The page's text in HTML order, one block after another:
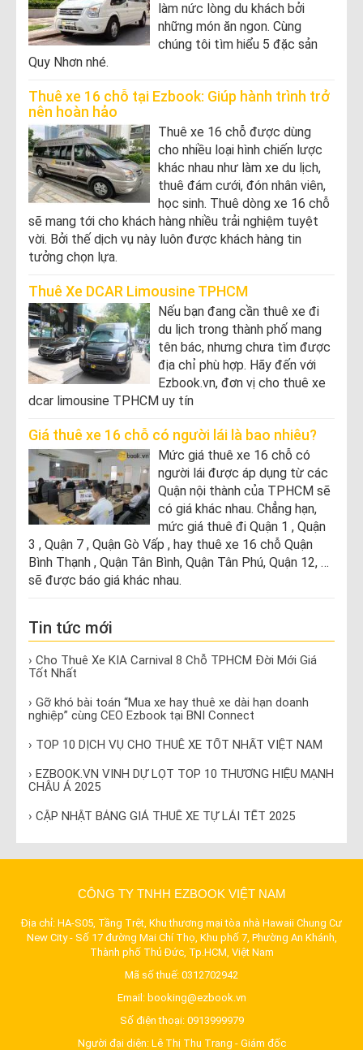
làm nức lòng du khách bởi
những món ăn ngon. Cùng
chúng tôi tìm hiểu 5 đặc sản
Quy Nhơn nhé.
Thuê xe 16 chỗ tại Ezbook: Giúp hành trình trở
nên hoàn hảo
Thuê xe 16 chỗ được dùng
cho nhiều loại hình chiến lược
khác nhau như làm xe du lịch,
thuê đám cưới, đón nhân viên,
học sinh. Thuê dòng xe 16 chỗ
sẽ mang tới cho khách hàng nhiều trải nghiệm tuyệt
vời. Bởi thế dịch vụ này luôn được khách hàng tin
tưởng chọn lựa.
Thuê Xe DCAR Limousine TPHCM
Nếu bạn đang cần thuê xe đi
du lịch trong thành phố mang
tên bác, nhưng chưa tìm được
địa chỉ phù hợp. Hãy đến với
Ezbook.vn, đơn vị cho thuê xe
dcar limousine TPHCM uy tín
Giá thuê xe 16 chỗ có người lái là bao nhiêu?
Mức giá thuê xe 16 chỗ có
người lái được áp dụng từ các
Quận nội thành của TPHCM sẽ
có giá khác nhau. Chẳng hạn,
mức giá thuê đi Quận 1 , Quận
3 , Quận 7 , Quận Gò Vấp , hay thuê xe 16 chỗ Quận
Bình Thạnh , Quận Tân Bình, Quận Tân Phú, Quận 12, …
sẽ được báo giá khác nhau.
Tin tức mới
› Cho Thuê Xe KIA Carnival 8 Chỗ TPHCM Đời Mới Giá
Tốt Nhất
› Gỡ khó bài toán “Mua xe hay thuê xe dài hạn doanh
nghiệp” cùng CEO Ezbook tại BNI Connect
› TOP 10 DỊCH VỤ CHO THUÊ XE TỐT NHẤT VIỆT NAM
› EZBOOK.VN VINH DỰ LỌT TOP 10 THƯƠNG HIỆU MẠNH
CHÂU Á 2025
› CẬP NHẬT BẢNG GIÁ THUÊ XE TỰ LÁI TẾT 2025
CÔNG TY TNHH EZBOOK VIỆT NAM
Địa chỉ: HA-S05, Tầng Trệt, Khu thương mại tòa nhà Hawaii Chung Cư
New City - Số 17 đường Mai Chí Thọ, Khu phố 7, Phường An Khánh,
Thành phố Thủ Đức, Tp.HCM, Việt Nam
Mã số thuế: 0312702942
Email: booking@ezbook.vn
Số điện thoại: 0913999979
Người đại diện: Lê Thị Thu Trang - Giám đốc